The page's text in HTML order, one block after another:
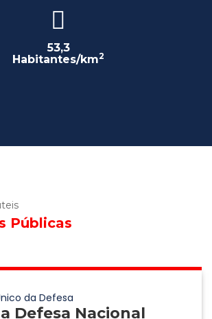
53,3
Habitantes/km2
Públicas
da Defesa
Defesa Nacional